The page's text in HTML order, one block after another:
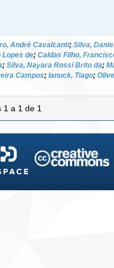
André Cavalcanti; Silva,
Lopes de; Caldas Filho,
; Silva, Nayara Rossi Brito da;
Campos; Ianuck, Tiago;
1 a 1 de 1